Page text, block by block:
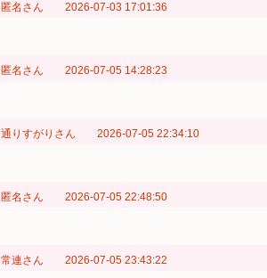
匿名さん 2026-07-03 17:01:36
匿名さん 2026-07-05 14:28:23
通りすがりさん 2026-07-05 22:34:10
匿名さん 2026-07-05 22:48:50
常連さん 2026-07-05 23:43:22